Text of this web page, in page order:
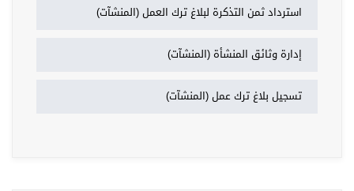
استرداد ثمن التذكرة لبلاغ ترك العمل (المنشآت)
إدارة وثائق المنشأة (المنشآت)
تسجيل بلاغ ترك عمل (المنشآت)